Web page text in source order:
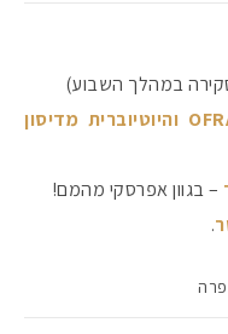
במהלך השבוע)
פלטת טריו משיתוף הפעולה של OFRA והיוטיוברית מדיסון
– בגוון אפרסקי מהמם!
.